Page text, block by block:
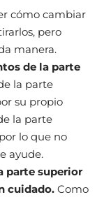
cómo cambiar
pero
manera.
de la parte
la parte
su propio
la parte
por lo que no
ayude.
parte superior
cuidado. Como